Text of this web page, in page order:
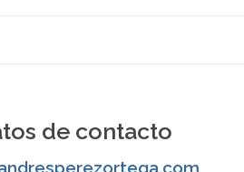
de contacto